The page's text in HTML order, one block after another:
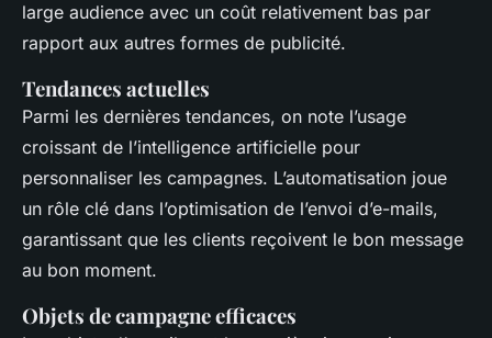
large audience avec un coût relativement bas par
rapport aux autres formes de publicité.
Tendances actuelles
Parmi les dernières tendances, on note l’usage
croissant de l’intelligence artificielle pour
personnaliser les campagnes. L’automatisation joue
un rôle clé dans l’optimisation de l’envoi d’e-mails,
garantissant que les clients reçoivent le bon message
au bon moment.
Objets de campagne efficaces